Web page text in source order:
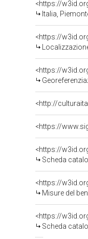
<https://
Italia,
<https://
<https://
<http://
<https://
<https://
Scheda
<https://
Misure del
<https://
Scheda